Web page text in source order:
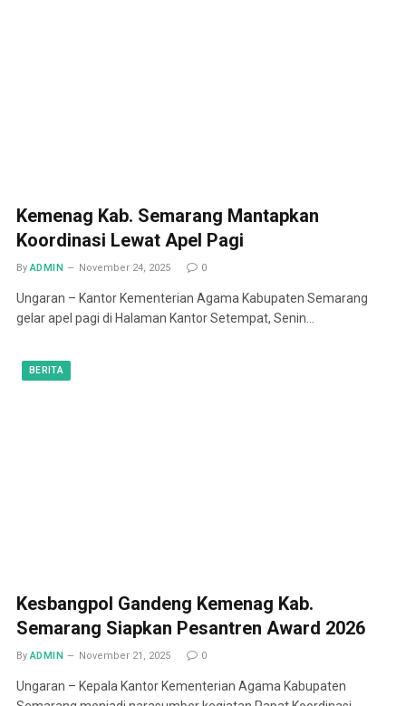
Kemenag Kab. Semarang Mantapkan
Koordinasi Lewat Apel Pagi
By ADMIN November 24, 2025 0
Ungaran – Kantor Kementerian Agama Kabupaten Semarang
gelar apel pagi di Halaman Kantor Setempat, Senin…
BERITA
Kesbangpol Gandeng Kemenag Kab.
Semarang Siapkan Pesantren Award 2026
By ADMIN November 21, 2025 0
Ungaran – Kepala Kantor Kementerian Agama Kabupaten